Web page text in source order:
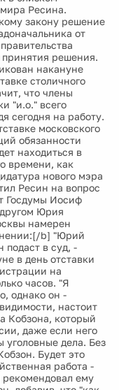
Ресина.
закону решение
от
решения.
накануне
столичного
что члены
"и.о." всего
сегодня на работу.
московского
обязанности
находиться в
времени, как
нового мэра
Ресин на вопрос
Госдумы Иосиф
Юрия
намерен
b] "Юрий
подаст в суд, -
в день отставки
на
часов. "Я
однако он -
настоит
Кобзона, который
даже если него
уголовные дела. Без
Будет это
работа -
ему